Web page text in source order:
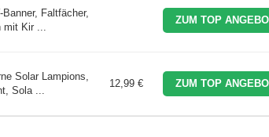
Faltfächer,
mit Kir ...
ZUM TOP
Solar Lampions,
Sola ...
12,99 € ZUM TOP